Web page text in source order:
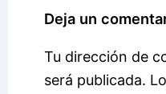
Deja un
Tu dirección de
será publicada.